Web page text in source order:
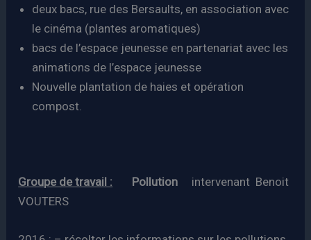
deux bacs, rue des Bersaults, en association avec
le cinéma (plantes aromatiques)
bacs de l’espace jeunesse en partenariat avec les
animations de l’espace jeunesse
Nouvelle plantation de haies et opération
compost.
Groupe de travail : Pollution intervenant Benoit
VOUTERS